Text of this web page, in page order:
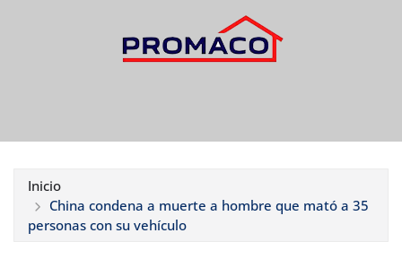
Inicio
China condena a muerte a hombre que mató a 35
personas con su vehículo